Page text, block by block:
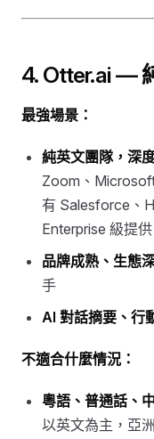
4. Otter.ai —
最強場景：
純英文團隊，深
Zoom、
有 Salesforce、
Enterprise 級提
品牌成熟、生態
手
AI 對話摘要、行
不適合什麼情況：
粵語、普通話、
以英文為主，亞